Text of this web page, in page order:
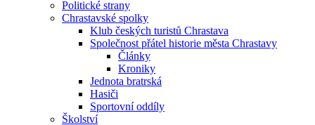
Politické strany
Chrastavské spolky
Klub českých turistů Chrastava
Společnost přátel historie města Chrastavy
Články
Kroniky
Jednota bratrská
Hasiči
Sportovní oddíly
Školství